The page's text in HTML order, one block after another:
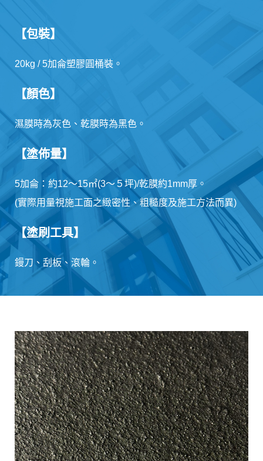
【包裝】
20kg / 5加侖塑膠圓桶裝。
【顏色】
濕膜時為灰色、乾膜時為黑色。
【塗佈量】
5加侖：約12～15㎡(3～５坪)/乾膜約1mm厚。
(實際用量視施工面之緻密性、粗糙度及施工方法而異)
【塗刷工具】
鏝刀、刮板、滾輪。